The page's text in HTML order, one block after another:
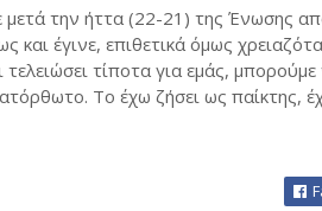
μετά την ήττα (22-21) της Ένωσης
έγινε, επιθετικά όμως
τίποτα για εμάς,
Το έχω ζήσει ως παίκτης,